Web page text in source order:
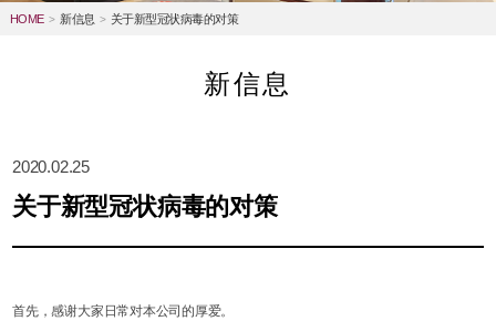
HOME 新信息 关于新型冠状病毒的对策
新信息
2020.02.25
关于新型冠状病毒的对策
首先，感谢大家日常对本公司的厚爱。